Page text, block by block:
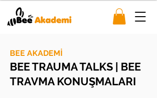
BEE AKADEMİ
BEE TRAUMA TALKS | BEE
TRAVMA KONUŞMALARI